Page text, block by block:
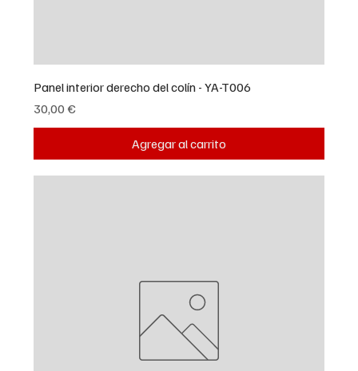
Panel interior derecho del colín - YA-T006
Precio
30,00 €
Agregar al carrito